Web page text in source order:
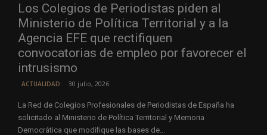
Los Colegios de Periodistas piden al
Ministerio de Política Territorial y a la
Agencia EFE que rectifiquen
convocatorias de empleo por favorecer el
intrusismo
ACTUALIDAD 30 julio, 2026
La Red de Colegios Profesionales de Periodistas de España ha
solicitado al Ministerio de Política Territorial y Memoria
Democrática que modifique las bases de...